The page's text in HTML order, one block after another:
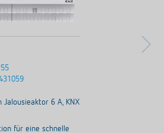
Jalousieaktor 6 A, KNX
für eine schnelle